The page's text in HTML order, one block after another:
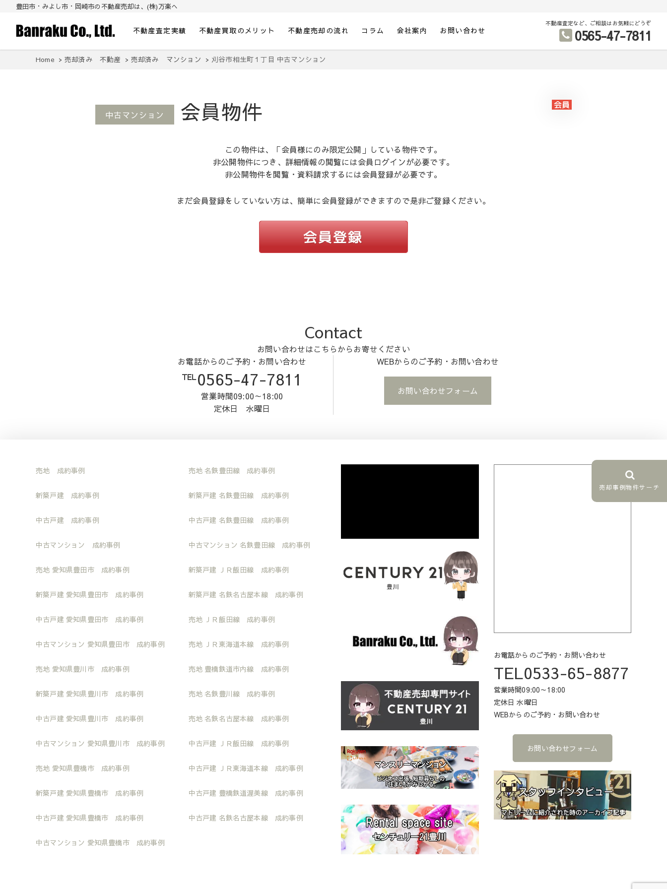
豊田市・みよし市・岡崎市の不動産売却は、(株)万楽へ
豊田市・みよし市・岡崎市の不動産売却は、(株)万楽へ
不動産査定実績 不動産買取のメリット 不動産売却の流れ コラム 会社案内 お問い合わせ
不動産査定など、ご相談はお気軽にどうぞ
0565-47-7811
Home 売却済み 不動産 売却済み マンション 刈谷市相生町１丁目 中古マンション
中古マンション 会員物件
この物件は、「会員様にのみ限定公開」している物件です。
非公開物件につき、詳細情報の閲覧には会員ログインが必要です。
非公開物件を閲覧・資料請求するには会員登録が必要です。
まだ会員登録をしていない方は、簡単に会員登録ができますので是非ご登録ください。
Contact
お問い合わせはこちらからお寄せください
お電話からのご予約・お問い合わせ
℡0565-47-7811
営業時間09:00～18:00
定休日 水曜日
WEBからのご予約・お問い合わせ
お問い合わせフォーム
売却事例物件サーチ
売地 成約事例
新築戸建 成約事例
中古戸建 成約事例
中古マンション 成約事例
売地 愛知県豊田市 成約事例
新築戸建 愛知県豊田市 成約事例
中古戸建 愛知県豊田市 成約事例
中古マンション 愛知県豊田市 成約事例
売地 愛知県豊川市 成約事例
新築戸建 愛知県豊川市 成約事例
中古戸建 愛知県豊川市 成約事例
中古マンション 愛知県豊川市 成約事例
売地 愛知県豊橋市 成約事例
新築戸建 愛知県豊橋市 成約事例
中古戸建 愛知県豊橋市 成約事例
中古マンション 愛知県豊橋市 成約事例
売地 名鉄豊田線 成約事例
新築戸建 名鉄豊田線 成約事例
中古戸建 名鉄豊田線 成約事例
中古マンション 名鉄豊田線 成約事例
新築戸建 ＪＲ飯田線 成約事例
新築戸建 名鉄名古屋本線 成約事例
売地 ＪＲ飯田線 成約事例
売地 ＪＲ東海道本線 成約事例
売地 豊橋鉄道市内線 成約事例
売地 名鉄豊川線 成約事例
売地 名鉄名古屋本線 成約事例
中古戸建 ＪＲ飯田線 成約事例
中古戸建 ＪＲ東海道本線 成約事例
中古戸建 豊橋鉄道渥美線 成約事例
中古戸建 名鉄名古屋本線 成約事例
お電話からのご予約・お問い合わせ
TEL0533-65-8877
営業時間09:00～18:00
定休日 水曜日
WEBからのご予約・お問い合わせ
お問い合わせフォーム